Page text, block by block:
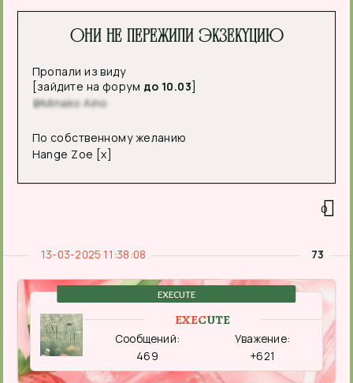
Они не пережили экзекуцию
Пропали из виду
[зайдите на форум до 10.03
@Minako Aino
По собственному желанию
Hange Zoe [x]
0
73
13-03-2025 11:38:08
EXECUTE
EXECUTE
Сообщений:
469
Уважение:
+621